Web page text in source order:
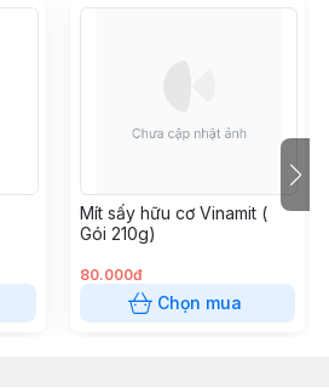
Mít sấy hữu cơ Vinamit (
Gói 210g)
80.000đ
Chọn mua